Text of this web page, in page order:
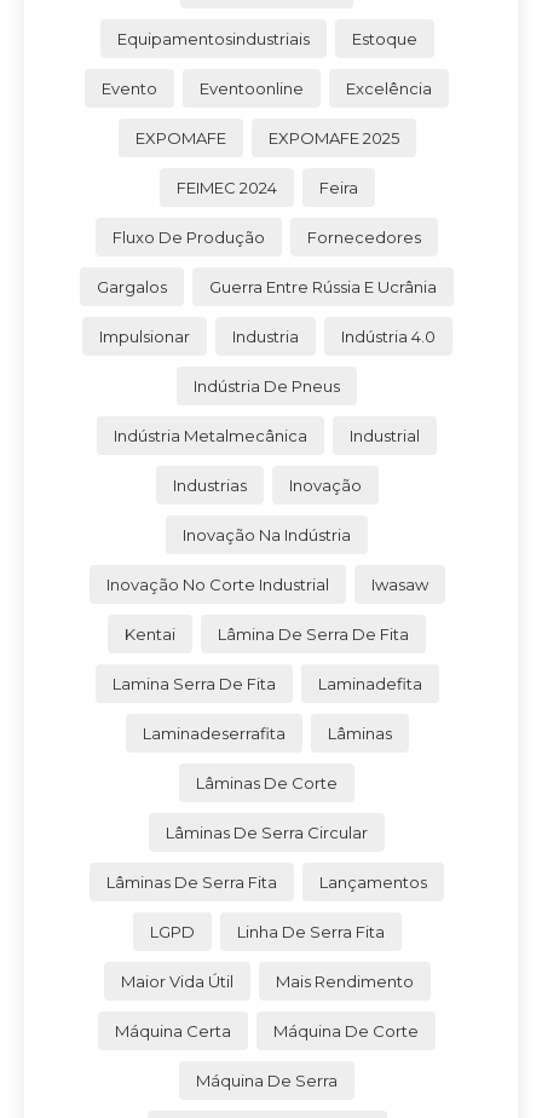
Equipamentosindustriais Estoque
Evento Eventoonline Excelência
EXPOMAFE EXPOMAFE 2025
FEIMEC 2024 Feira
Fluxo De Produção Fornecedores
Gargalos Guerra Entre Rússia E Ucrânia
Impulsionar Industria Indústria 4.0
Indústria De Pneus
Indústria Metalmecânica Industrial
Industrias Inovação
Inovação Na Indústria
Inovação No Corte Industrial Iwasaw
Kentai Lâmina De Serra De Fita
Lamina Serra De Fita Laminadefita
Laminadeserrafita Lâminas
Lâminas De Corte
Lâminas De Serra Circular
Lâminas De Serra Fita Lançamentos
LGPD Linha De Serra Fita
Maior Vida Útil Mais Rendimento
Máquina Certa Máquina De Corte
Máquina De Serra